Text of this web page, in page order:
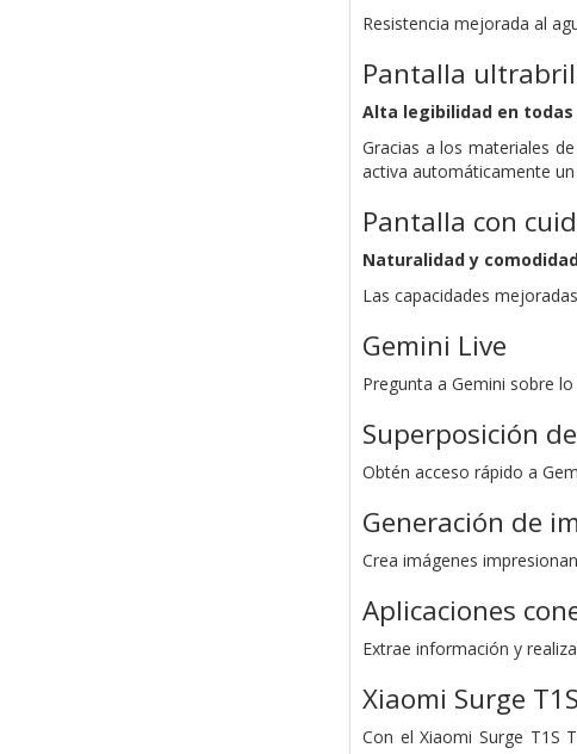
Resistencia mejorada al
Pantalla
Alta legibilidad en
Gracias a los materiales
activa automáticamente
Pantalla con
Naturalidad y
Las capacidades
Gemini Live
Pregunta a Gemini sobre
Superposición
Obtén acceso rápido a
Generación de
Crea imágenes
Aplicaciones
Extrae información y
Xiaomi Surge
Con el Xiaomi Surge T1S